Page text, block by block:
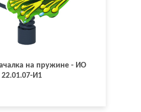
на пружине - ИО
22.01.07-И1